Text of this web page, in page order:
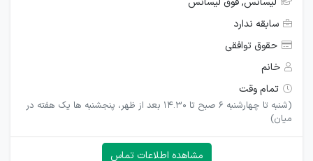
سابقه ندارد
حقوق توافقی
خانم
تمام وقت
(شنبه تا چهارشنبه 6 صبح تا 14.30 بعد از ظهر، پنجشنبه ها یک هفته در
میان)
مشاهده اطلاعات تماس